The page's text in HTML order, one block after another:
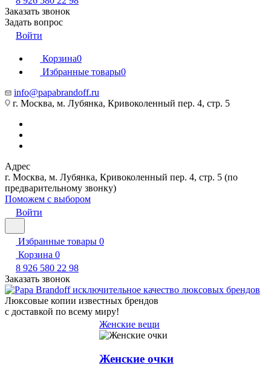
Заказать звонок
Задать вопрос
Войти
Корзина0
Избранные товары0
info@papabrandoff.ru
г. Москва, м. Лубянка, Кривоколенный пер. 4, стр. 5
Адрес
г. Москва, м. Лубянка, Кривоколенный пер. 4, стр. 5 (по
предварительному звонку)
Поможем с выбором
Войти
Избранные товары 0
Корзина 0
8 926 580 22 98
Заказать звонок
Люксовые копии известных брендов
с доставкой по всему миру!
Женские вещи
Женские очки